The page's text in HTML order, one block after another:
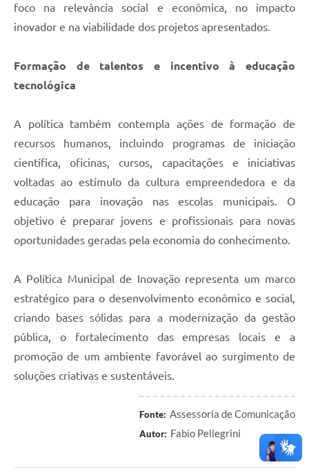
foco na relevância social e econômica, no impacto
inovador e na viabilidade dos projetos apresentados.
Formação de talentos e incentivo à educação
tecnológica
A política também contempla ações de formação de
recursos humanos, incluindo programas de iniciação
científica, oficinas, cursos, capacitações e iniciativas
voltadas ao estímulo da cultura empreendedora e da
educação para inovação nas escolas municipais. O
objetivo é preparar jovens e profissionais para novas
oportunidades geradas pela economia do conhecimento.
A Política Municipal de Inovação representa um marco
estratégico para o desenvolvimento econômico e social,
criando bases sólidas para a modernização da gestão
pública, o fortalecimento das empresas locais e a
promoção de um ambiente favorável ao surgimento de
soluções criativas e sustentáveis.
Fonte: Assessoria de Comunicação
Autor: Fabio Pellegrini